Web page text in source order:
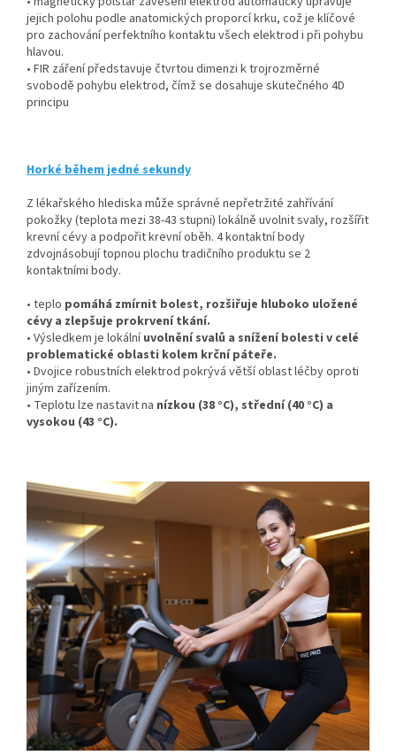
jejich polohu podle anatomických proporcí krku, což je klíčové
pro zachování perfektního kontaktu všech elektrod i při pohybu
hlavou.
• FIR záření představuje čtvrtou dimenzi k trojrozměrné
svobodě pohybu elektrod, čímž se dosahuje skutečného 4D
principu
Horké během jedné sekundy
Z lékařského hlediska může správné nepřetržité zahřívání
pokožky (teplota mezi 38-43 stupni) lokálně uvolnit svaly, rozšířit
krevní cévy a podpořit krevní oběh. 4 kontaktní body
zdvojnásobují topnou plochu tradičního produktu se 2
kontaktními body.
• teplo pomáhá zmírnit bolest, rozšiřuje hluboko uložené
cévy a zlepšuje prokrvení tkání.
• Výsledkem je lokálníuvolnění svalů a snížení bolesti v celé
problematické oblasti kolem krční páteře.
• Dvojice robustních elektrod pokrývá větší oblast léčby oproti
jiným zařízením.
• Teplotu lze nastavit na nízkou (38 °C), střední (40 °C) a
vysokou (43 °C).